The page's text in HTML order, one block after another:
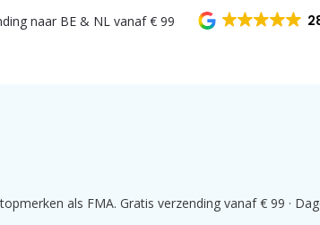
naar BE & NL vanaf € 99
als FMA. Gratis verzending vanaf € 99 ·